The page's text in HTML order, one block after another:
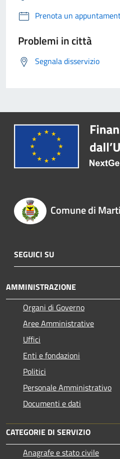
Prenota un
Problemi in città
Segnala disservizio
Comune di
SEGUICI SU
AMMINISTRAZIONE
Organi di Governo
Aree Amministrative
Uffici
Enti e fondazioni
Politici
Personale Amministrativo
Documenti e dati
CATEGORIE DI SERVIZIO
Anagrafe e stato civile